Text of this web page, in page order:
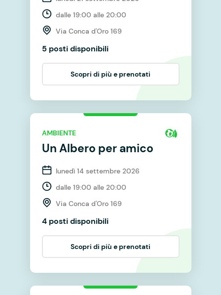
dalle 19:00 alle 20:00
Via Conca d'Oro 169
5 posti disponibili
Scopri di più e prenotati
AMBIENTE
Un Albero per amico
lunedì 14 settembre 2026
dalle 19:00 alle 20:00
Via Conca d'Oro 169
4 posti disponibili
Scopri di più e prenotati